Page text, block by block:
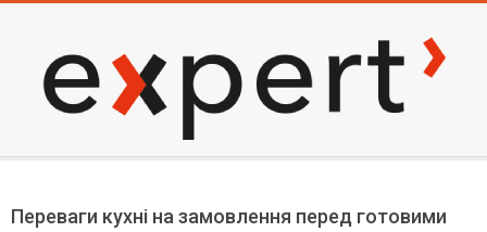
content
EXPERT
Menu
Переваги кухні на замовлення перед готовими